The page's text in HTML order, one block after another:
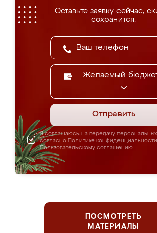
Оставьте заявку сейчас,
сохранится.
Желаемый
Отправить
Я соглашаюсь на передачу
согласно Политике конфиденциальности
Пользовательскому соглашению
ПОСМОТРЕТЬ
МАТЕРИАЛЫ